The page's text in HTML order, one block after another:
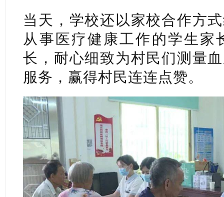
当天，学校还以家校合作方
从事医疗健康工作的学生家
长，耐心细致为村民们测量
服务，赢得村民连连点赞。